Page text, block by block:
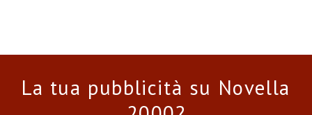
La tua pubblicità su Novella